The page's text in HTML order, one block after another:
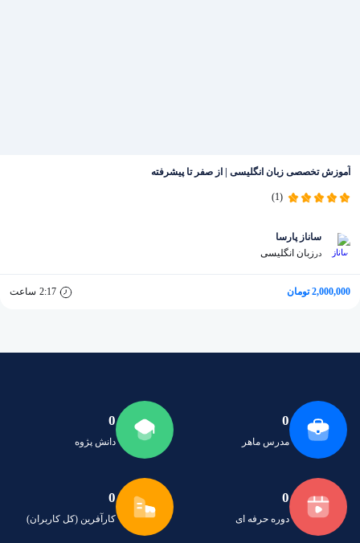
آموزش تخصصی زبان انگلیسی | از صفر تا پیشرفته
(1)
ساناز پارسا
در زبان انگلیسی
2,000,000 تومان 2:17 ساعت
0
مدرس ماهر
0
دانش پژوه
0
دوره حرفه ای
0
کارآفرین (کل کاربران)